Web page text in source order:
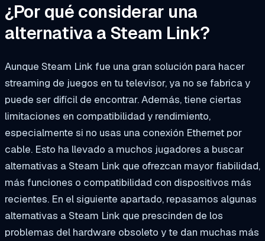
¿Por qué considerar una
alternativa a Steam Link?
Aunque Steam Link fue una gran solución para hacer
streaming de juegos en tu televisor, ya no se fabrica y
puede ser difícil de encontrar. Además, tiene ciertas
limitaciones en compatibilidad y rendimiento,
especialmente si no usas una conexión Ethernet por
cable. Esto ha llevado a muchos jugadores a buscar
alternativas a Steam Link que ofrezcan mayor fiabilidad,
más funciones o compatibilidad con dispositivos más
recientes. En el siguiente apartado, repasamos algunas
alternativas a Steam Link que prescinden de los
problemas del hardware obsoleto y te dan muchas más